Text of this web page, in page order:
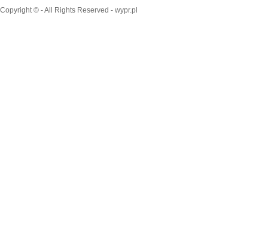
Copyright © - All Rights Reserved - wypr.pl